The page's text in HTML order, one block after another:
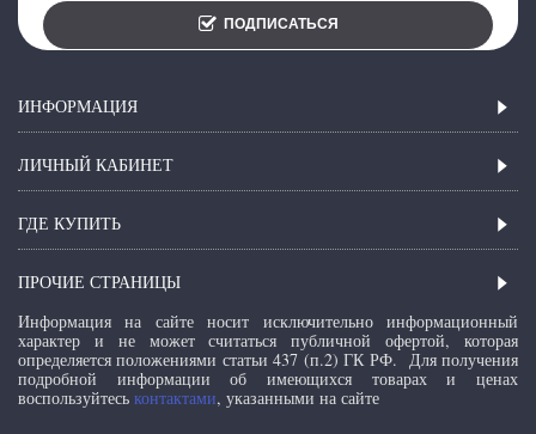
ПОДПИСАТЬСЯ
ИНФОРМАЦИЯ
ЛИЧНЫЙ КАБИНЕТ
ГДЕ КУПИТЬ
ПРОЧИЕ СТРАНИЦЫ
Информация на сайте носит исключительно информационный
характер и не может считаться публичной офертой, которая
определяется положениями статьи 437 (п.2) ГК РФ. Для получения
подробной информации об имеющихся товарах и ценах
воспользуйтесь контактами, указанными на сайте